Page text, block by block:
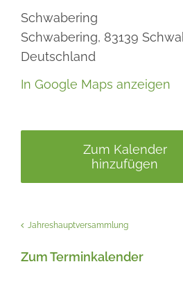
Schwabering
Schwabering, 83139
Deutschland
In Google Maps anzeigen
Zum Kalender
hinzufügen
Jahreshauptversammlung
Zum Terminkalender